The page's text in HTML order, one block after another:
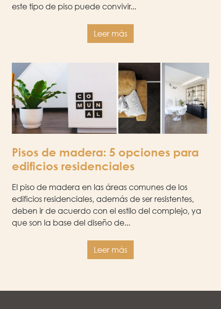
este tipo de piso puede convivir...
Leer más
Pisos de madera: 5 opciones para
edificios residenciales
El piso de madera en las áreas comunes de los
edificios residenciales, además de ser resistentes,
deben ir de acuerdo con el estilo del complejo, ya
que son la base del diseño de...
Leer más